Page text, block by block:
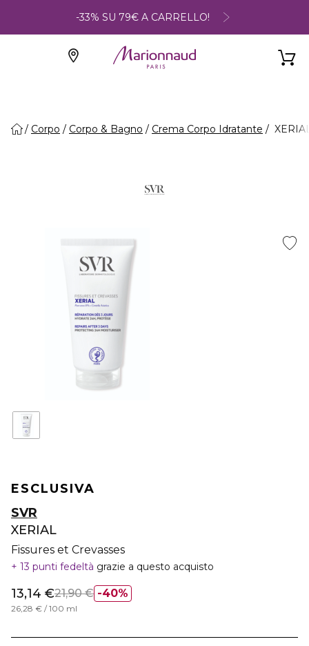
-33% SU 79€ A CARRELLO!
Corpo Corpo & Bagno Crema Corpo Idratante
ESCLUSIVA
SVR
XERIAL
Fissures et Crevasses
13 punti fedeltà grazie a questo acquisto
40%
13,14 €21,90 €
26,28 € / 100 ml